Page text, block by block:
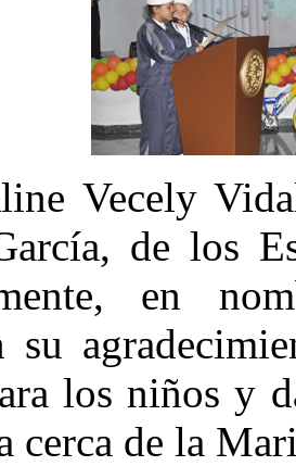
Vecely
de los
en
su
los niños y
cerca de la